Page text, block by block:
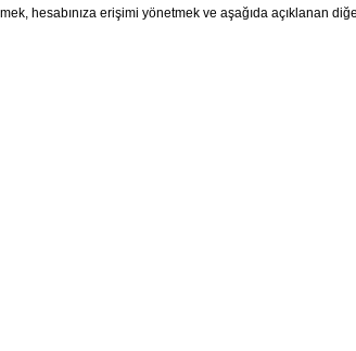
hesabınıza erişimi yönetmek ve aşağıda açıklanan